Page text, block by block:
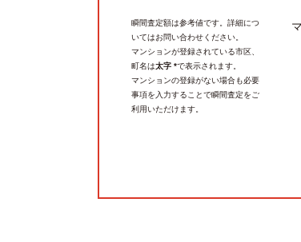
瞬間査定額は参考値です。詳細につ
いてはお問い合わせください。
マンションが登録されている市区、
町名は太字 *で表示されます。
マンションの登録がない場合も必要
事項を入力することで瞬間査定をご
利用いただけます。